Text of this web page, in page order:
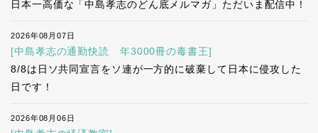
日本一高価な「中島孝志のどん底メルマガ」ただいま配信中！
2026年08月07日
[中島孝志の通勤快読 年3000冊の毒書王]
8/8は日ソ共同宣言をソ連が一方的に破棄して日本に侵攻した
日です！
2026年08月06日